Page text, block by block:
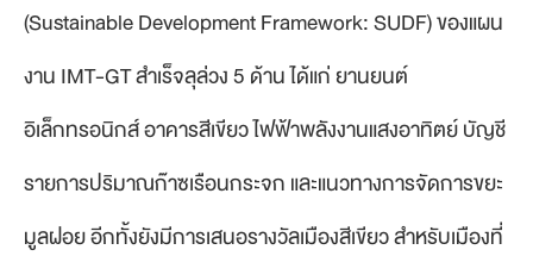
(Sustainable Development Framework: SUDF) ของแผน
งาน IMT-GT สำเร็จลุล่วง 5 ด้าน ได้แก่ ยานยนต์
อิเล็กทรอนิกส์ อาคารสีเขียว ไฟฟ้าพลังงานแสงอาทิตย์ บัญชี
รายการปริมาณก๊าซเรือนกระจก และแนวทางการจัดการขยะ
มูลฝอย อีกทั้งยังมีการเสนอรางวัลเมืองสีเขียว สำหรับเมืองที่